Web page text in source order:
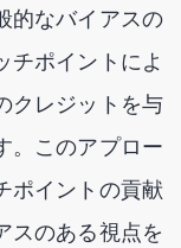
的なバイアスの
チポイントによ
クレジットを与
。このアプロー
ポイントの貢献
スのある視点を